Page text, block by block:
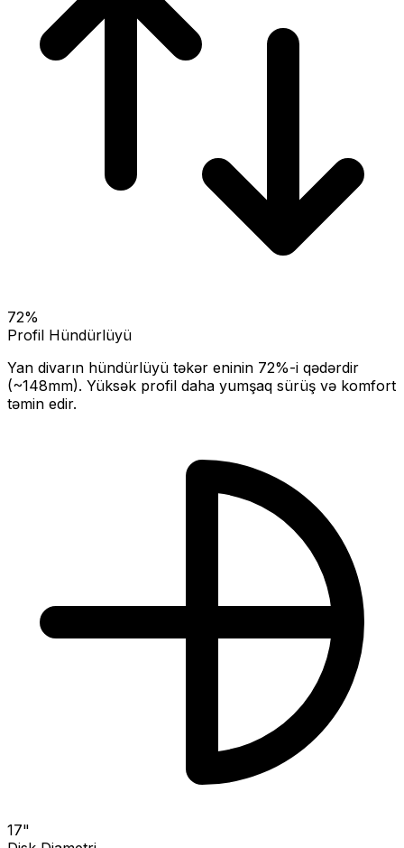
72%
Profil Hündürlüyü
Yan divarın hündürlüyü təkər eninin 72%-i qədərdir
(~148mm). Yüksək profil daha yumşaq sürüş və komfort
təmin edir.
17"